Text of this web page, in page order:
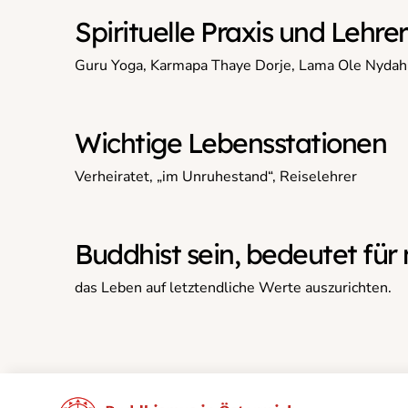
Spirituelle Praxis und
Guru Yoga, Karmapa Thaye Dorje, Lama Ole
Wichtige Lebensstationen
Verheiratet, „im Unruhestand“, Reiselehrer
Buddhist sein, bedeutet für
das Leben auf letztendliche Werte auszurichten.